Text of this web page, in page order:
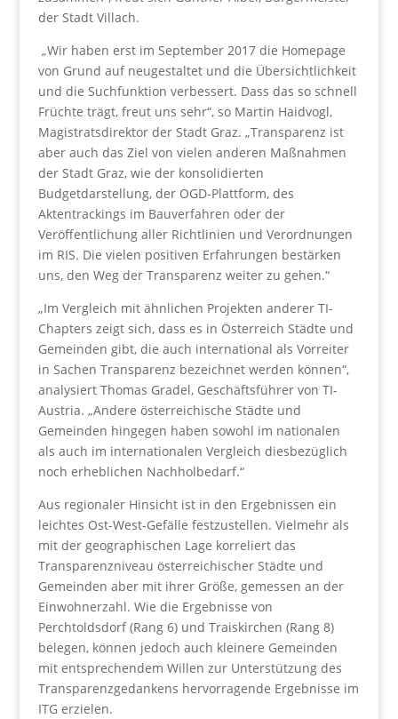
der Stadt Villach.
„Wir haben erst im September 2017 die Homepage
von Grund auf neugestaltet und die Übersichtlichkeit
und die Suchfunktion verbessert. Dass das so schnell
Früchte trägt, freut uns sehr“, so Martin Haidvogl,
Magistratsdirektor der Stadt Graz. „Transparenz ist
aber auch das Ziel von vielen anderen Maßnahmen
der Stadt Graz, wie der konsolidierten
Budgetdarstellung, der OGD-Plattform, des
Aktentrackings im Bauverfahren oder der
Veröffentlichung aller Richtlinien und Verordnungen
im RIS. Die vielen positiven Erfahrungen bestärken
uns, den Weg der Transparenz weiter zu gehen.“
„Im Vergleich mit ähnlichen Projekten anderer TI-
Chapters zeigt sich, dass es in Österreich Städte und
Gemeinden gibt, die auch international als Vorreiter
in Sachen Transparenz bezeichnet werden können“,
analysiert Thomas Gradel, Geschäftsführer von TI-
Austria. „Andere österreichische Städte und
Gemeinden hingegen haben sowohl im nationalen
als auch im internationalen Vergleich diesbezüglich
noch erheblichen Nachholbedarf.“
Aus regionaler Hinsicht ist in den Ergebnissen ein
leichtes Ost-West-Gefälle festzustellen. Vielmehr als
mit der geographischen Lage korreliert das
Transparenzniveau österreichischer Städte und
Gemeinden aber mit ihrer Größe, gemessen an der
Einwohnerzahl. Wie die Ergebnisse von
Perchtoldsdorf (Rang 6) und Traiskirchen (Rang 8)
belegen, können jedoch auch kleinere Gemeinden
mit entsprechendem Willen zur Unterstützung des
Transparenzgedankens hervorragende Ergebnisse im
ITG erzielen.